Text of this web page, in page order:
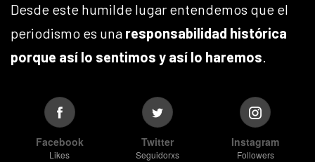
Desde este humilde lugar entendemos que el
periodismo es una responsabilidad histórica
porque así lo sentimos y así lo haremos.
Facebook
Likes
Twitter
Seguidorxs
Instagram
Followers